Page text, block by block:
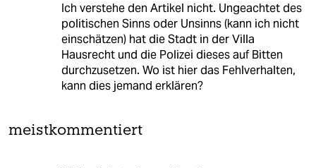
Ich verstehe den Artikel nicht. Ungeachtet des
politischen Sinns oder Unsinns (kann ich nicht
einschätzen) hat die Stadt in der Villa
Hausrecht und die Polizei dieses auf Bitten
durchzusetzen. Wo ist hier das Fehlverhalten,
kann dies jemand erklären?
meistkommentiert